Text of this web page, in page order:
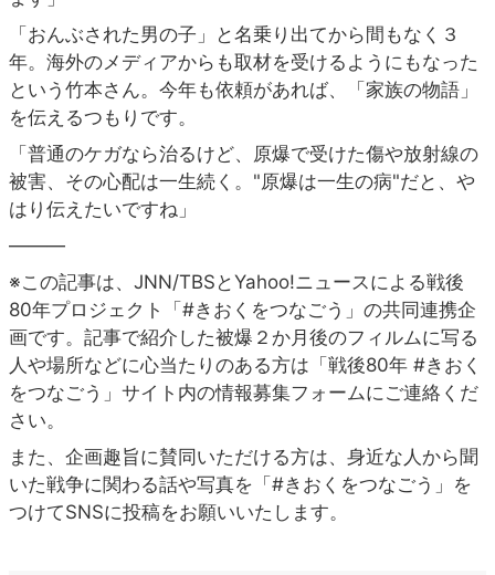
「おんぶされた男の子」と名乗り出てから間もなく３
年。海外のメディアからも取材を受けるようにもなった
という竹本さん。今年も依頼があれば、「家族の物語」
を伝えるつもりです。
「普通のケガなら治るけど、原爆で受けた傷や放射線の
被害、その心配は一生続く。"原爆は一生の病"だと、や
はり伝えたいですね」
―――
※この記事は、JNN/TBSとYahoo!ニュースによる戦後
80年プロジェクト「#きおくをつなごう」の共同連携企
画です。記事で紹介した被爆２か月後のフィルムに写る
人や場所などに心当たりのある方は「戦後80年 #きおく
をつなごう」サイト内の情報募集フォームにご連絡くだ
さい。
また、企画趣旨に賛同いただける方は、身近な人から聞
いた戦争に関わる話や写真を「#きおくをつなごう」を
つけてSNSに投稿をお願いいたします。